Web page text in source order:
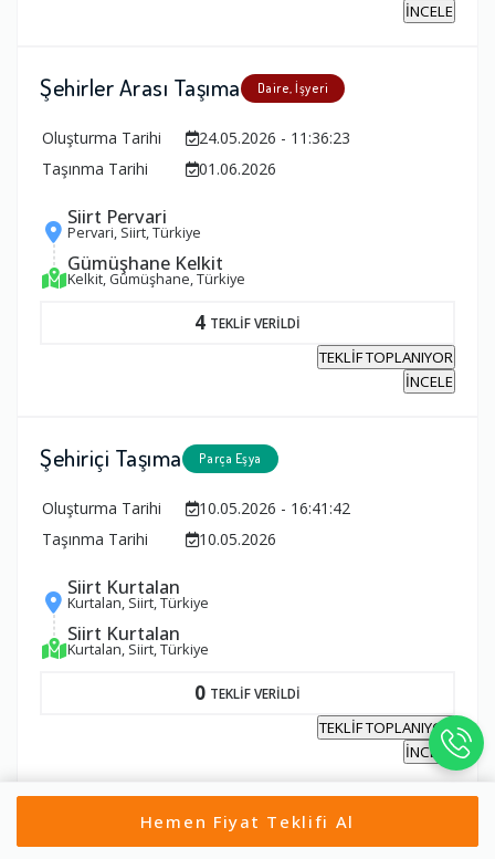
İNCELE
Şehirler Arası Taşıma Daire, İşyeri
Oluşturma Tarihi
24.05.2026 - 11:36:23
Taşınma Tarihi
01.06.2026
Siirt Pervari
Pervari, Siirt, Türkiye
Gümüşhane Kelkit
Kelkit, Gümüşhane, Türkiye
4 TEKLİF VERİLDİ
TEKLİF TOPLANIYOR
İNCELE
Şehiriçi Taşıma Parça Eşya
Oluşturma Tarihi
10.05.2026 - 16:41:42
Taşınma Tarihi
10.05.2026
Siirt Kurtalan
Kurtalan, Siirt, Türkiye
Siirt Kurtalan
Kurtalan, Siirt, Türkiye
0 TEKLİF VERİLDİ
TEKLİF TOPLANIYOR
İNCELE
Tümünü Gör
Hemen Fiyat Teklifi Al